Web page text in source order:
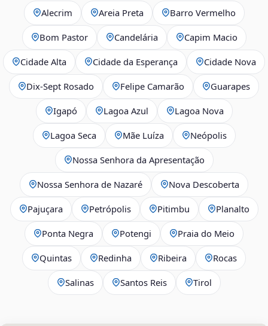
Alecrim Areia Preta Barro Vermelho
Bom Pastor Candelária Capim Macio
Cidade Alta Cidade da Esperança Cidade Nova
Dix‑Sept Rosado Felipe Camarão Guarapes
Igapó Lagoa Azul Lagoa Nova
Lagoa Seca Mãe Luíza Neópolis
Nossa Senhora da Apresentação
Nossa Senhora de Nazaré Nova Descoberta
Pajuçara Petrópolis Pitimbu Planalto
Ponta Negra Potengi Praia do Meio
Quintas Redinha Ribeira Rocas
Salinas Santos Reis Tirol